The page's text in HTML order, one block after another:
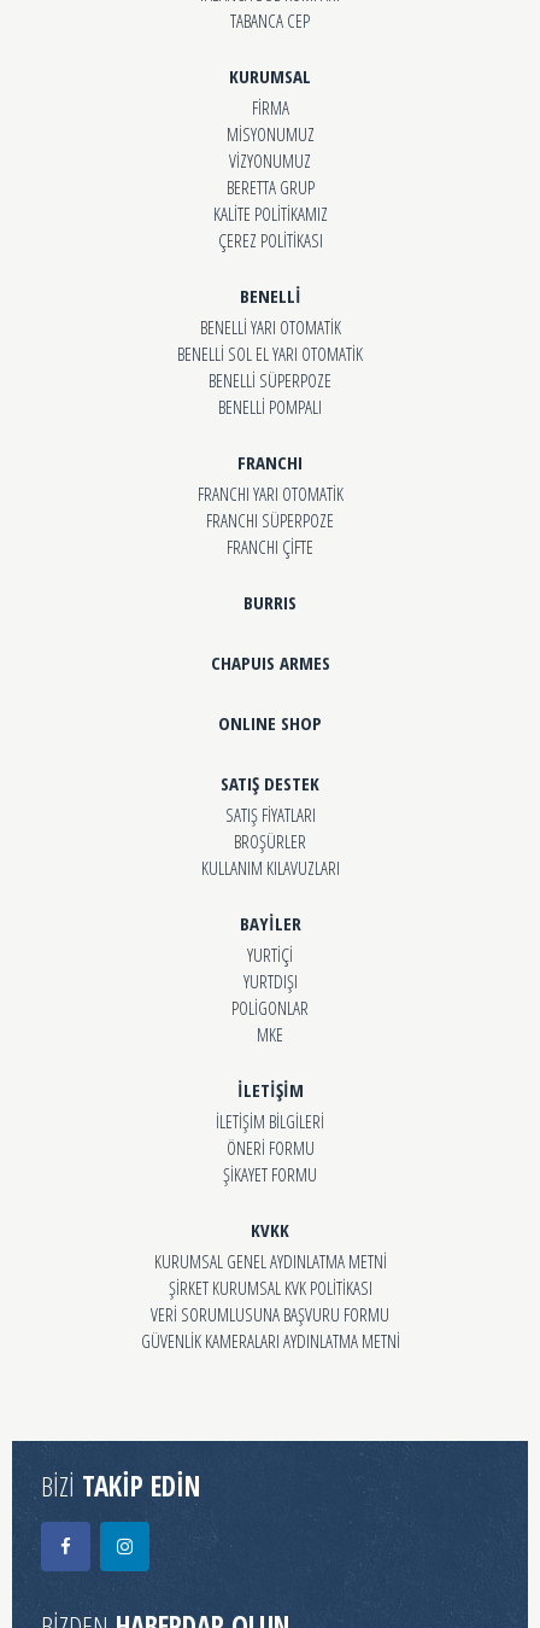
TABANCA CEP
KURUMSAL
FİRMA
MİSYONUMUZ
VİZYONUMUZ
BERETTA GRUP
KALİTE POLİTİKAMIZ
ÇEREZ POLİTİKASI
BENELLİ
BENELLİ YARI OTOMATİK
BENELLİ SOL EL YARI OTOMATİK
BENELLİ SÜPERPOZE
BENELLİ POMPALI
FRANCHI
FRANCHI YARI OTOMATİK
FRANCHI SÜPERPOZE
FRANCHI ÇİFTE
BURRIS
CHAPUIS ARMES
ONLINE SHOP
SATIŞ DESTEK
SATIŞ FİYATLARI
BROŞÜRLER
KULLANIM KILAVUZLARI
BAYİLER
YURTİÇİ
YURTDIŞI
POLİGONLAR
MKE
İLETİŞİM
İLETİŞİM BİLGİLERİ
ÖNERİ FORMU
ŞİKAYET FORMU
KVKK
KURUMSAL GENEL AYDINLATMA METNİ
ŞİRKET KURUMSAL KVK POLİTİKASI
VERİ SORUMLUSUNA BAŞVURU FORMU
GÜVENLİK KAMERALARI AYDINLATMA METNİ
BİZİ TAKİP EDİN